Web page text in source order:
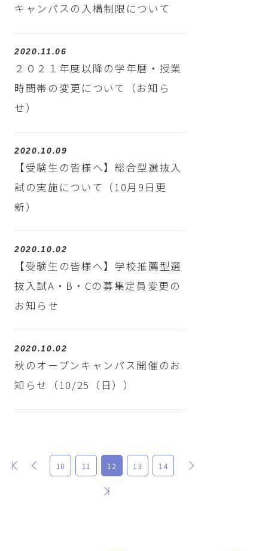
キャンパスの入構制限について
2020.11.06
２０２１年度以降の学年暦・授業
時間帯の変更について（お知ら
せ）
2020.10.09
【受験生の皆様へ】総合型選抜入
試の実施について（10月9日更
新）
2020.10.02
【受験生の皆様へ】学校推薦型選
抜入試A・B・Cの募集定員変更の
お知らせ
2020.10.02
秋のオープンキャンパス開催のお
知らせ（10/25（日））
最初 前 10 11 12 13 14
最後